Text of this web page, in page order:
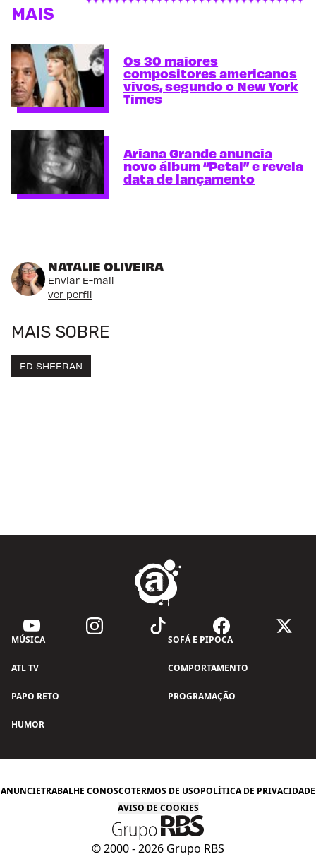
MAIS
Os 30 maiores
compositores americanos
vivos, segundo o New York
Times
Ariana Grande anuncia
novo álbum “Petal” e revela
data de lançamento
NATALIE OLIVEIRA
Enviar E-mail
ver perfil
MAIS SOBRE
ED SHEERAN
MÚSICA SOFÁ E PIPOCA
ATL TV COMPORTAMENTO
PAPO RETO PROGRAMAÇÃO
HUMOR
ANUNCIETRABALHE CONOSCOTERMOS DE USOPOLÍTICA DE PRIVACIDADE
AVISO DE COOKIES
© 2000 -2026 Grupo RBS